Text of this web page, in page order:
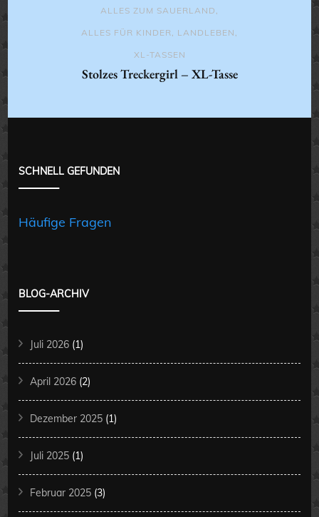
ALLES ZUM SAUERLAND
ALLES FÜR KINDER LANDLEBEN
XL-TASSEN
Stolzes Treckergirl – XL-Tasse
SCHNELL GEFUNDEN
Häufige Fragen
BLOG-ARCHIV
Juli 2026 (1)
April 2026 (2)
Dezember 2025 (1)
Juli 2025 (1)
Februar 2025 (3)